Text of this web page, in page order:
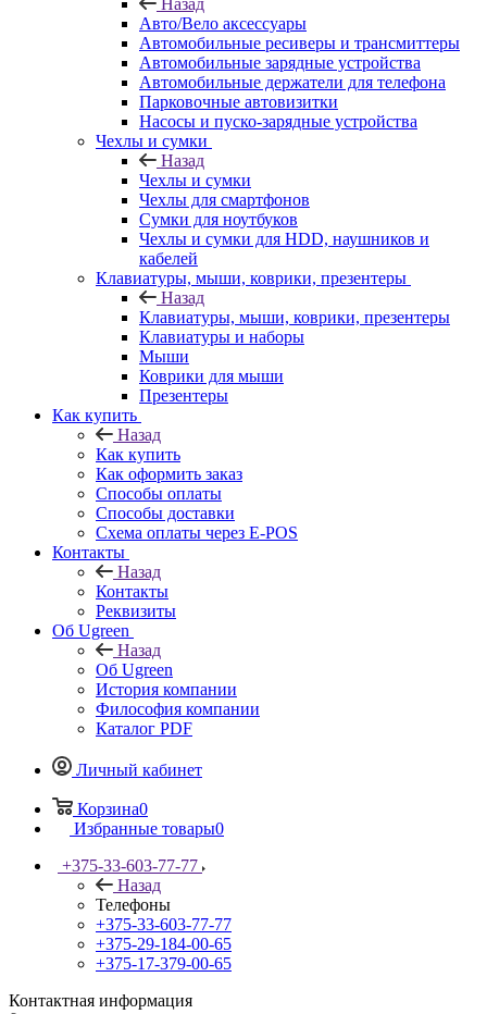
Назад
Авто/Вело аксессуары
Автомобильные ресиверы и трансмиттеры
Автомобильные зарядные устройства
Автомобильные держатели для телефона
Парковочные автовизитки
Насосы и пуско-зарядные устройства
Чехлы и сумки
Назад
Чехлы и сумки
Чехлы для смартфонов
Сумки для ноутбуков
Чехлы и сумки для HDD, наушников и
кабелей
Клавиатуры, мыши, коврики, презентеры
Назад
Клавиатуры, мыши, коврики, презентеры
Клавиатуры и наборы
Мыши
Коврики для мыши
Презентеры
Как купить
Назад
Как купить
Как оформить заказ
Способы оплаты
Способы доставки
Схема оплаты через E-POS
Контакты
Назад
Контакты
Реквизиты
Об Ugreen
Назад
Об Ugreen
История компании
Философия компании
Каталог PDF
Личный кабинет
Корзина0
Избранные товары0
+375-33-603-77-77
Назад
Телефоны
+375-33-603-77-77
+375-29-184-00-65
+375-17-379-00-65
Контактная информация